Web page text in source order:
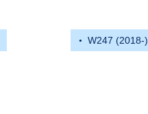
W247 (2018-)